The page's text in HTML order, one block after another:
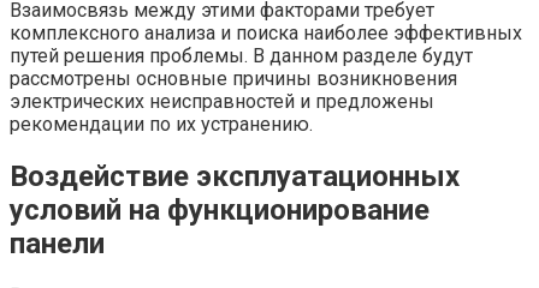
Взаимосвязь между этими факторами требует
комплексного анализа и поиска наиболее эффективных
путей решения проблемы. В данном разделе будут
рассмотрены основные причины возникновения
электрических неисправностей и предложены
рекомендации по их устранению.
Воздействие эксплуатационных
условий на функционирование
панели